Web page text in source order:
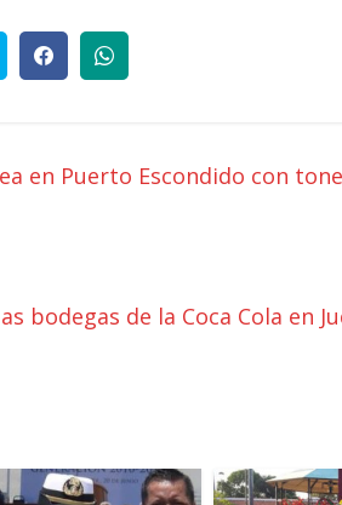
en Puerto Escondido con
bodegas de la Coca Cola en